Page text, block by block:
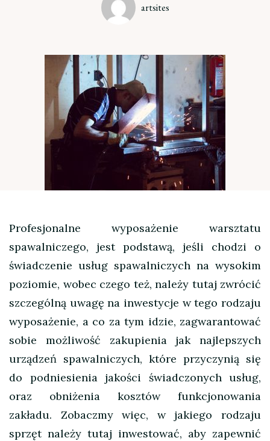
artsites
Profesjonalne wyposażenie warsztatu
spawalniczego, jest podstawą, jeśli chodzi o
świadczenie usług spawalniczych na wysokim
poziomie, wobec czego też, należy tutaj zwrócić
szczególną uwagę na inwestycje w tego rodzaju
wyposażenie, a co za tym idzie, zagwarantować
sobie możliwość zakupienia jak najlepszych
urządzeń spawalniczych, które przyczynią się
do podniesienia jakości świadczonych usług,
oraz obniżenia kosztów funkcjonowania
zakładu. Zobaczmy więc, w jakiego rodzaju
sprzęt należy tutaj inwestować, aby zapewnić